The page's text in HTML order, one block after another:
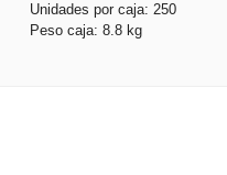
Unidades por caja: 250
Peso caja: 8.8 kg